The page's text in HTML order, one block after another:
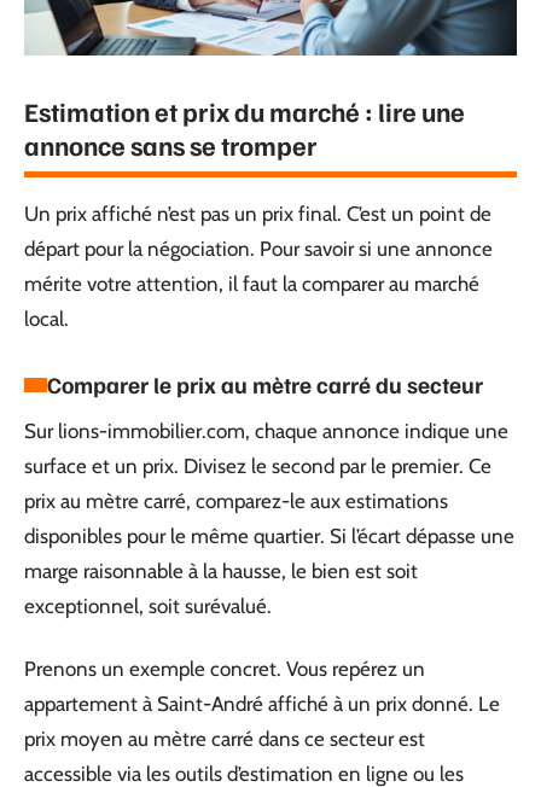
Estimation et prix du marché : lire une
annonce sans se tromper
Un prix affiché n’est pas un prix final. C’est un point de
départ pour la négociation. Pour savoir si une annonce
mérite votre attention, il faut la comparer au marché
local.
Comparer le prix au mètre carré du secteur
Sur lions-immobilier.com, chaque annonce indique une
surface et un prix. Divisez le second par le premier. Ce
prix au mètre carré, comparez-le aux estimations
disponibles pour le même quartier. Si l’écart dépasse une
marge raisonnable à la hausse, le bien est soit
exceptionnel, soit surévalué.
Prenons un exemple concret. Vous repérez un
appartement à Saint-André affiché à un prix donné. Le
prix moyen au mètre carré dans ce secteur est
accessible via les outils d’estimation en ligne ou les